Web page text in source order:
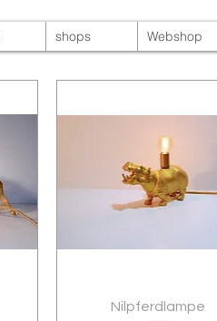
shops Webshop
Schnellansicht
Nilpferdlampe